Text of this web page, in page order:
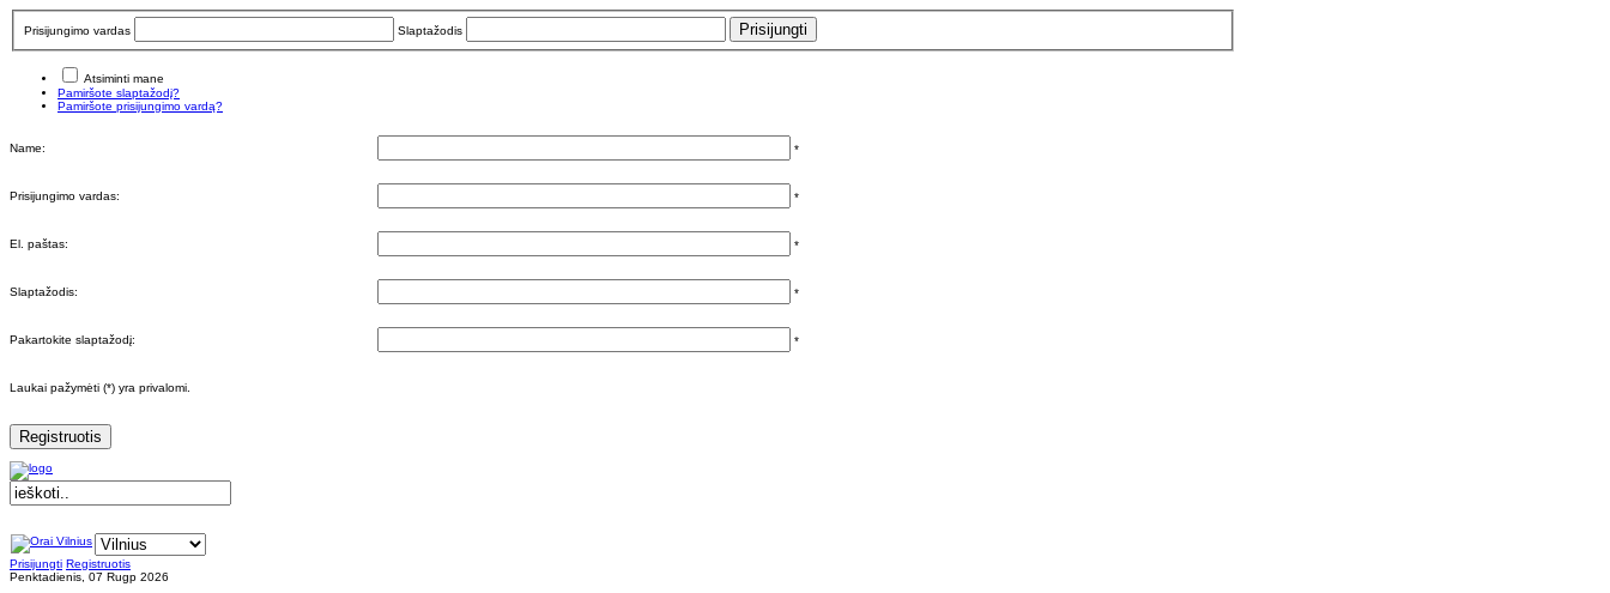
Prisijungimo vardas Slaptažodis
Atsiminti mane
Pamiršote slaptažodį?
Pamiršote prisijungimo vardą?
Name: *
Prisijungimo vardas: *
El. paštas: *
Slaptažodis: *
Pakartokite slaptažodį: *
Laukai pažymėti (*) yra privalomi.
Registruotis
Prisijungti Registruotis
Penktadienis, 07 Rugp 2026